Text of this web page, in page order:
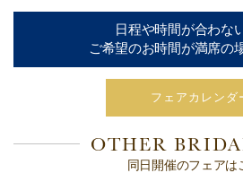
日程や時間が合わな
ご希望のお時間が満席の
フェアカレンダ
OTHER
同日開催のフェアは